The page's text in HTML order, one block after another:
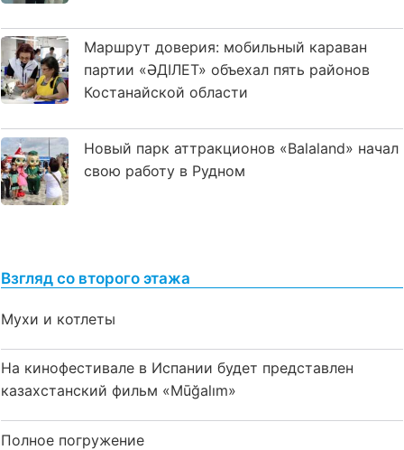
Маршрут доверия: мобильный караван
партии «ӘДІЛЕТ» объехал пять районов
Костанайской области
Новый парк аттракционов «Balaland» начал
свою работу в Рудном
Взгляд со второго этажа
Мухи и котлеты
На кинофестивале в Испании будет представлен
казахстанский фильм «Mūğalım»
Полное погружение